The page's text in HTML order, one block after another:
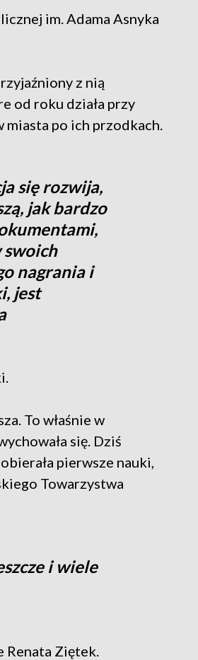
im. Adama Asnyka
z nią
od roku działa przy
po ich przodkach.
się rozwija,
jak bardzo
nagrania i
jest
To właśnie w
się. Dziś
pierwsze nauki,
Towarzystwa
i wiele
Ziętek.